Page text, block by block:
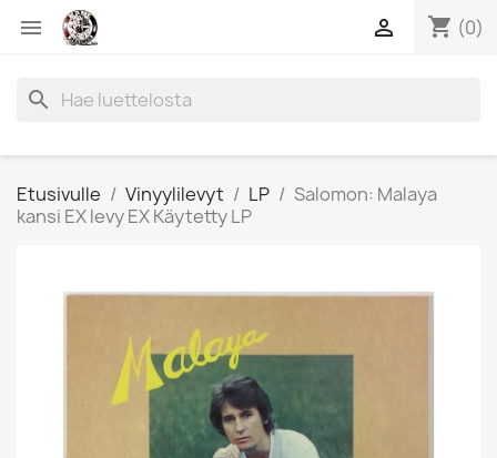
 shopping_cart (0)

search
Etusivulle Vinyylilevyt LP
Salomon: Malaya
kansi EX levy EX Käytetty LP